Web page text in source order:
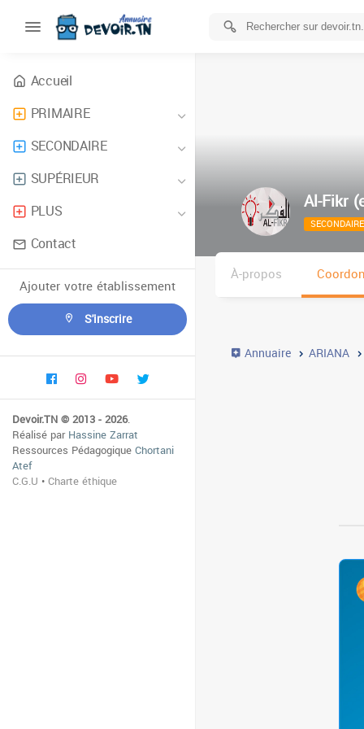
Accueil
PRIMAIRE
SECONDAIRE
SUPÉRIEUR
PLUS
Contact
Ajouter votre établissement
S'inscrire
Devoir.TN © 2013 - 2026.
Réalisé parHassine Zarrat
Ressources PédagogiqueChortani
Atef
C.G.U •Charte éthique
Al-Fikr
SECONDAIRE
À-propos
Annuaire ARIANA